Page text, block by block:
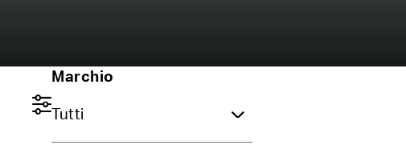
Marchio